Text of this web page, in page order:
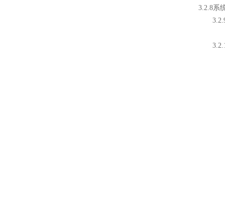
3.2.8系
3.2.9
3.2.10